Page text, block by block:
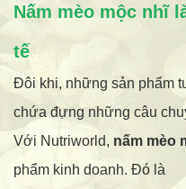
Nấm mèo mộc nhĩ
tế
Đôi khi, những sản phẩm
chứa đựng những câu
Với Nutriworld, nấm mèo
phẩm kinh doanh. Đó là